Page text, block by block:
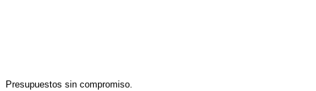
Presupuestos sin compromiso.